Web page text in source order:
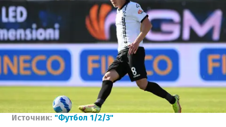
Источник: "Футбол 1/2/3"